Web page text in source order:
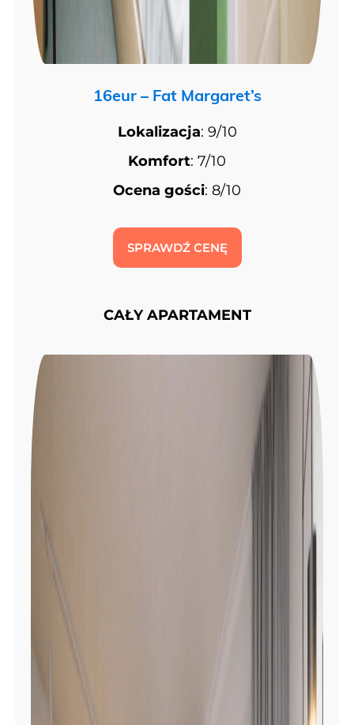
16eur – Fat Margaret’s
Lokalizacja: 9/10
Komfort: 7/10
Ocena gości: 8/10
SPRAWDŹ CENĘ
CAŁY APARTAMENT